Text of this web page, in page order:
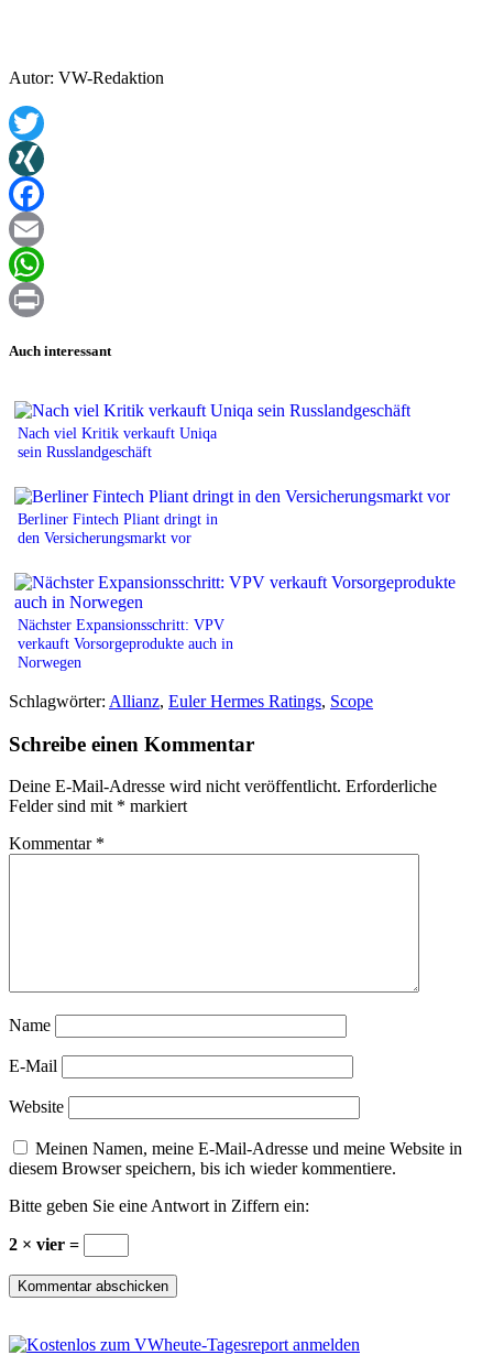
Autor: VW-Redaktion
Twitter
XING
Facebook
Email
WhatsApp
Auch interessant
Nach viel Kritik verkauft Uniqa
sein Russlandgeschäft
Berliner Fintech Pliant dringt in
den Versicherungsmarkt vor
Nächster Expansionsschritt: VPV
verkauft Vorsorgeprodukte auch in
Norwegen
Schlagwörter: Allianz, Euler Hermes Ratings, Scope
Schreibe einen Kommentar
Deine E-Mail-Adresse wird nicht veröffentlicht. Erforderliche
Felder sind mit * markiert
Kommentar *
Name
E-Mail
Website
Meinen Namen, meine E-Mail-Adresse und meine Website in
diesem Browser speichern, bis ich wieder kommentiere.
Bitte geben Sie eine Antwort in Ziffern ein:
2 × vier =